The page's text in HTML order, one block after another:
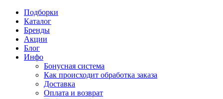
Подборки
Каталог
Бренды
Акции
Блог
Инфо
Бонусная система
Как происходит обработка заказа
Доставка
Оплата и возврат